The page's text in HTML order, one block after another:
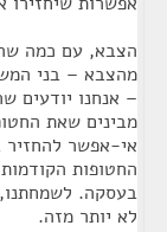
הצבא, עם כמה
מהצבא – בני
– אנחנו יודעים
מבינים שאת
אי-אפשר
החטופות
בעסקה.
לא יותר מזה.